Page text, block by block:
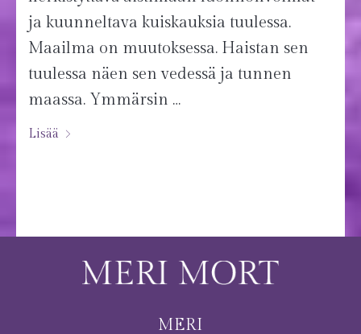
ja kuunneltava kuiskauksia tuulessa.
Maailma on muutoksessa. Haistan sen
tuulessa näen sen vedessä ja tunnen
maassa. Ymmärsin …
Lisää
MERI